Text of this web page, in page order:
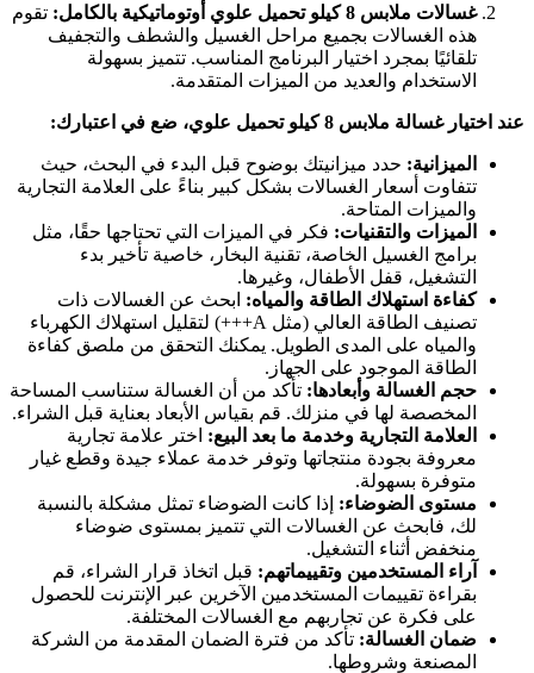
غسالات ملابس 8 كيلو تحميل علوي أوتوماتيكية بالكامل:
تقوم
هذه الغسالات بجميع مراحل الغسيل والشطف والتجفيف
تلقائيًا بمجرد اختيار البرنامج المناسب. تتميز بسهولة
الاستخدام والعديد من الميزات المتقدمة.
عند اختيار غسالة ملابس 8 كيلو تحميل علوي، ضع في اعتبارك:
الميزانية: حدد ميزانيتك بوضوح قبل البدء في البحث، حيث
تتفاوت أسعار الغسالات بشكل كبير بناءً على العلامة التجارية
والميزات المتاحة.
الميزات والتقنيات: فكر في الميزات التي تحتاجها حقًا، مثل
برامج الغسيل الخاصة، تقنية البخار، خاصية تأخير بدء
التشغيل، قفل الأطفال، وغيرها.
كفاءة استهلاك الطاقة والمياه: ابحث عن الغسالات ذات
تصنيف الطاقة العالي (مثل A+++) لتقليل استهلاك الكهرباء
والمياه على المدى الطويل. يمكنك التحقق من ملصق كفاءة
الطاقة الموجود على الجهاز.
حجم الغسالة وأبعادها: تأكد من أن الغسالة ستناسب المساحة
المخصصة لها في منزلك. قم بقياس الأبعاد بعناية قبل الشراء.
العلامة التجارية وخدمة ما بعد البيع: اختر علامة تجارية
معروفة بجودة منتجاتها وتوفر خدمة عملاء جيدة وقطع غيار
متوفرة بسهولة.
مستوى الضوضاء: إذا كانت الضوضاء تمثل مشكلة بالنسبة
لك، فابحث عن الغسالات التي تتميز بمستوى ضوضاء
منخفض أثناء التشغيل.
آراء المستخدمين وتقييماتهم: قبل اتخاذ قرار الشراء، قم
بقراءة تقييمات المستخدمين الآخرين عبر الإنترنت للحصول
على فكرة عن تجاربهم مع الغسالات المختلفة.
ضمان الغسالة: تأكد من فترة الضمان المقدمة من الشركة
المصنعة وشروطها.